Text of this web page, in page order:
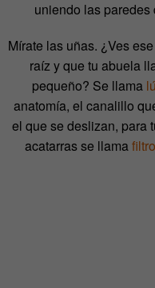
uniendo las
Mírate las uñas. ¿Ves
raíz y que tu abuela
pequeño? Se llama
anatomía, el canalillo
el que se deslizan, para
acatarras se llamafiltro